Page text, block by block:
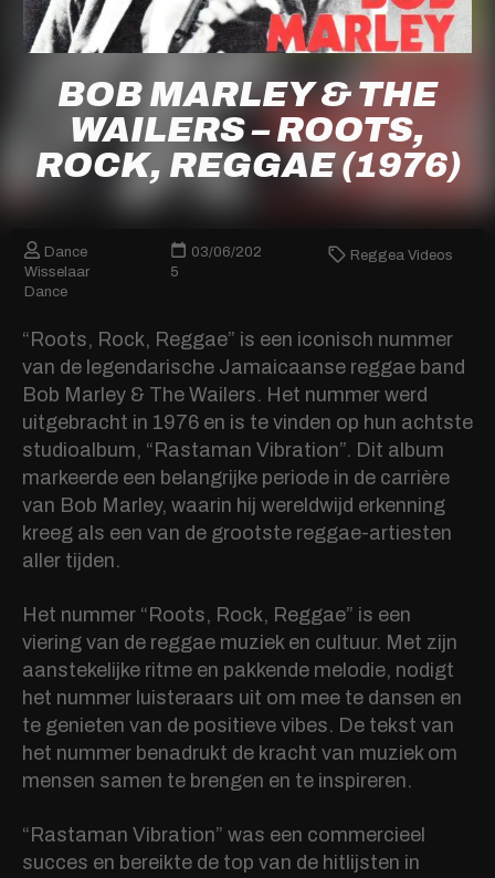
BOB MARLEY & THE
WAILERS – ROOTS,
ROCK, REGGAE (1976)
Dance
Wisselaar
Dance
03/06/202
5
Reggea Videos
“Roots, Rock, Reggae” is een iconisch nummer
van de legendarische Jamaicaanse reggae band
Bob Marley & The Wailers. Het nummer werd
uitgebracht in 1976 en is te vinden op hun achtste
studioalbum, “Rastaman Vibration”. Dit album
markeerde een belangrijke periode in de carrière
van Bob Marley, waarin hij wereldwijd erkenning
kreeg als een van de grootste reggae-artiesten
aller tijden.
Het nummer “Roots, Rock, Reggae” is een
viering van de reggae muziek en cultuur. Met zijn
aanstekelijke ritme en pakkende melodie, nodigt
het nummer luisteraars uit om mee te dansen en
te genieten van de positieve vibes. De tekst van
het nummer benadrukt de kracht van muziek om
mensen samen te brengen en te inspireren.
“Rastaman Vibration” was een commercieel
succes en bereikte de top van de hitlijsten in